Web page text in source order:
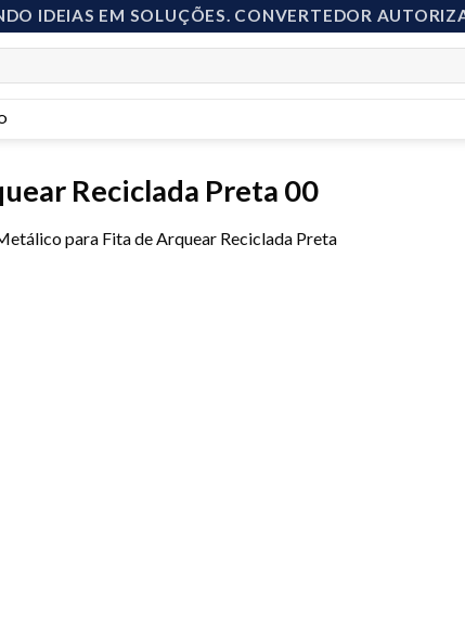
IDEIAS EM SOLUÇÕES. CONVERTEDOR
Reciclada Preta 00
para Fita de Arquear Reciclada Preta